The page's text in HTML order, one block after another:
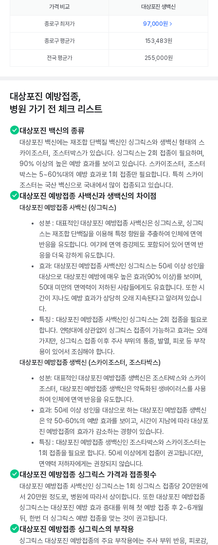
가격 비교 대상포진 생백신
종로구 최저가 97,000원
종로구 평균가 153,483원
전국 평균가 255,000원
대상포진 예방접종,
병원 가기 전 체크 리스트
대상포진 백신의 종류
대상포진 백신에는 재조합 단백질 백신인 싱그릭스와 생백신 형태의 스
카이조스터, 조스터박스가 있습니다. 싱그릭스는 2회 접종이 필요하며,
90% 이상의 높은 예방 효과를 보이고 있습니다. 스카이조스터, 조스터
박스는 5~60%대의 예방 효과로 1회 접종만 필요합니다. 특히 스카이
조스터는 국산 백신으로 국내에서 많이 접종되고 있습니다.
대상포진 예방접종 사백신과 생백신의 차이점
대상포진 예방접종 사백신 (싱그릭스)
성분 : 대표적인 대상포진 예방접종 사백신은 싱그릭스로, 싱그릭
스는 재조합 단백질을 이용해 특정 항원을 추출하여 인체에 면역
반응을 유도합니다. 여기에 면역 증강제도 포함되어 있어 면역 반
응을 더욱 강하게 유도합니다.
효과: 대상포진 예방접종 사백신인 싱그릭스는 50세 이상 성인을
대상으로 대상포진 예방에 매우 높은 효과(90% 이상)를 보이며,
50대 미만의 면역력이 저하된 사람들에게도 유효합니다. 또한 시
간이 지나도 예방 효과가 상당히 오래 지속된다고 알려져 있습니
다.
특징 : 대상포진 예방접종 사백신인 싱그릭스는 2회 접종을 필요로
합니다. 연령대에 상관없이 싱그릭스 접종이 가능하고 효과는 오래
가지만, 싱그릭스 접종 이후 주사 부위의 통증, 발열, 피로 등 부작
용이 있어서 조심해야 합니다.
대상포진 예방접종 생백신 (스카이조스터, 조스타박스)
성분: 대표적인 대상포진 예방접종 생백신은 조스타박스와 스카이
조스터, 대상포진 예방접종 생백신은 약독화된 생바이러스를 사용
하여 인체에 면역 반응을 유도합니다.
효과: 50세 이상 성인을 대상으로 하는 대상포진 예방접종 생백신
은 약 50-60%의 예방 효과를 보이고, 시간이 지남에 따라 대상포
진 예방접종의 효과가 감소하는 경향이 있습니다.
특징 : 대상포진 예방접종 생백신인 조스타박스와 스카이조스터는
1회 접종을 필요로 합니다. 50세 이상에게 접종이 권고됩니다만,
면역력 저하자에게는 권장되지 않습니다.
대상포진 예방접종 싱그릭스 가격과 접종횟수
대상포진 예방접종 사백신인 싱그릭스는 1회 싱그릭스 접종당 20만원에
서 20만원 정도로, 병원에 따라서 상이합니다. 또한 대상포진 예방접종
싱그릭스는 대상포진 예방 효과 증대를 위해 첫 예방 접종 후 2~6개월
뒤, 한번 더 싱그릭스 예방 접종을 맞는 것이 권고됩니다.
대상포진 예방접종 싱그릭스의 부작용
싱그릭스 대상포진 예방접종의 주요 부작용에는 주사 부위 반응, 피로감,